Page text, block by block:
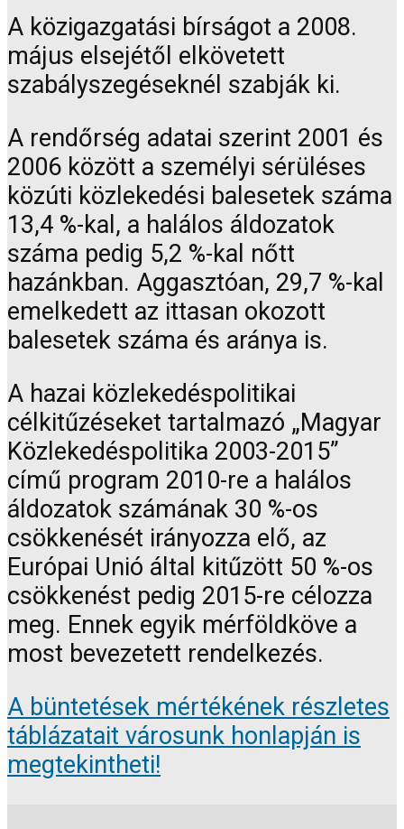
A közigazgatási bírságot a 2008.
május elsejétől elkövetett
szabályszegéseknél szabják ki.
A rendőrség adatai szerint 2001 és
2006 között a személyi sérüléses
közúti közlekedési balesetek száma
13,4 %-kal, a halálos áldozatok
száma pedig 5,2 %-kal nőtt
hazánkban. Aggasztóan, 29,7 %-kal
emelkedett az ittasan okozott
balesetek száma és aránya is.
A hazai közlekedéspolitikai
célkitűzéseket tartalmazó „Magyar
Közlekedéspolitika 2003-2015”
című program 2010-re a halálos
áldozatok számának 30 %-os
csökkenését irányozza elő, az
Európai Unió által kitűzött 50 %-os
csökkenést pedig 2015-re célozza
meg. Ennek egyik mérföldköve a
most bevezetett rendelkezés.
A büntetések mértékének részletes
táblázatait városunk honlapján is
megtekintheti!